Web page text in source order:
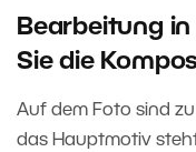
Bearbeitung
Sie die
Auf dem Foto sind
das Hauptmotiv